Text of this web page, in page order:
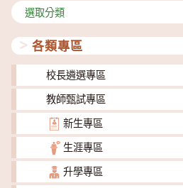
分
類
各類專區
校長遴選專區
教師甄試專區
新生專區
生涯專區
升學專區